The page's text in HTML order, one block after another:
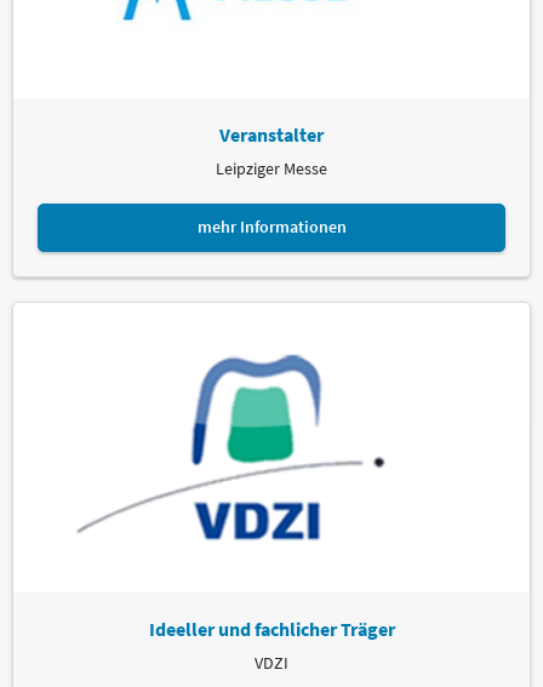
Veranstalter
Leipziger Messe
mehr Informationen
Ideeller und fachlicher Träger
VDZI